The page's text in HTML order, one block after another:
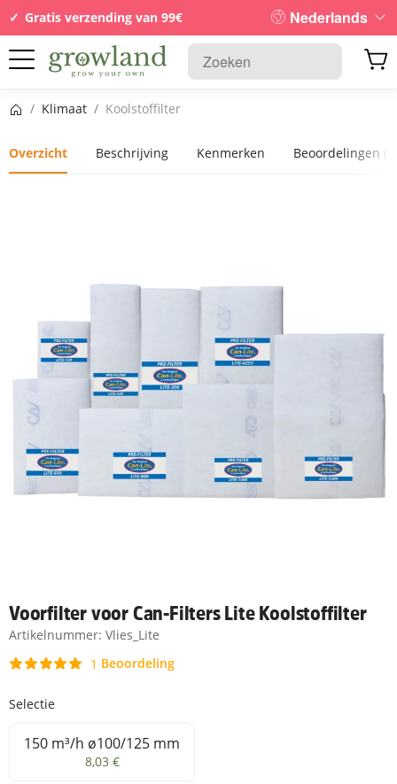
Gratis verzending van 99€ Nederlands
Startpagina
/ Klimaat / Koolstoffilter
Overzicht Beschrijving Kenmerken Beoordelingen (1)
Voorfilter voor Can-Filters Lite Koolstoffilter
Artikelnummer: Vlies_Lite
1 Beoordeling
Selectie
150 m³/h ø100/125 mm
150 m³/h ø100/125 mm
8,03 €